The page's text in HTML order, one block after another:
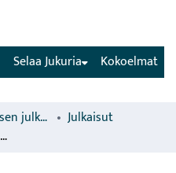
(current) Kokoelmat
Selaa Jukuria
Luonnonvarakeskuksen julkaisut
Julkaisut
Are the Finnish targets for the energy use of forest chips realistic - Assessment with a spatial market model